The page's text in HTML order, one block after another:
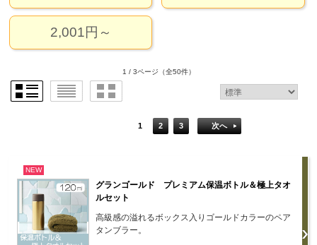
2,001円～
1 / 3ページ （全50件）
1 2 3 次へ
NEW
グランゴールド プレミアム保温ボトル＆極上タオ
ルセット
高級感の溢れるボックス入りゴールドカラーのペア
タンブラー。